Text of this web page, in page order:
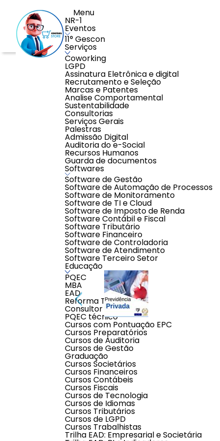
Menu
NR-1
Eventos
11° Gescon
Serviços
Coworking
LGPD
Assinatura Eletrônica e digital
Recrutamento e Seleção
Marcas e Patentes
Analise Comportamental
Sustentabilidade
Consultorias
Serviços Gerais
Palestras
Admissão Digital
Auditoria do e-Social
Recursos Humanos
Guarda de documentos
Softwares
Software de Gestão
Software de Automação de Processos
Software de Monitoramento
Software de TI e Cloud
Software de Imposto de Renda
Software Contábil e Fiscal
Software Tributário
Software Financeiro
Software de Controladoria
Software de Atendimento
Software Terceiro Setor
Educação
PQEC
MBA
EAD
Reforma Tributária
Consultor Contábil
PQEC técnico
Cursos com Pontuação EPC
Cursos Preparatórios
Cursos de Auditoria
Cursos de Gestão
Graduação
Cursos Societários
Cursos Financeiros
Cursos Contábeis
Cursos Fiscais
Cursos de Tecnologia
Cursos de Idiomas
Cursos Tributários
Cursos de LGPD
Cursos Trabalhistas
Trilha EAD: Empresarial e Societária
Home > Benefícios > Previdência Privada
Descrição do produto
Por que contratar previdência privada:
Veja por que contratarprevidência privada
1) Complementar a aposentadoria
Depender do INSS não é a melhor opção para a
Nesse sentido, um esforço de poupança mensal
Pouco a pouco, você pode construir uma camada